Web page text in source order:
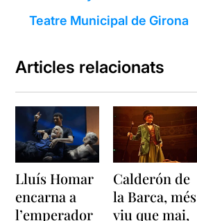
Teatre Municipal de Girona
Articles relacionats
Lluís Homar
encarna a
l’emperador
Calderón de
la Barca, més
viu que mai,